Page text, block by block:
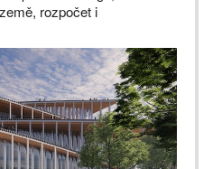
rozpočet i